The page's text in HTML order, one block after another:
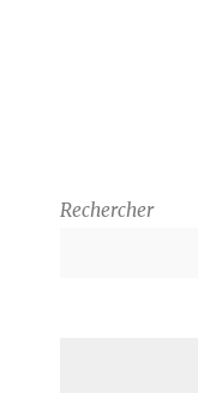
Rechercher